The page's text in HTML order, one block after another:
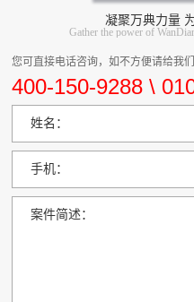
凝聚万典力量
Gather the power of
您可直接电话咨询，如不方便请给我
400-150-9288 \
姓名：
手机：
案件简述：